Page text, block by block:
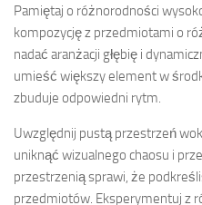
Pamiętaj o różnorodności
kompozycję z przedmiotami o
nadać aranżacji głębię i
umieść większy element w
zbuduje odpowiedni rytm.
Uwzględnij pustą przestrzeń
uniknąć wizualnego chaosu i
przestrzenią sprawi, że
przedmiotów. Eksperymentuj z